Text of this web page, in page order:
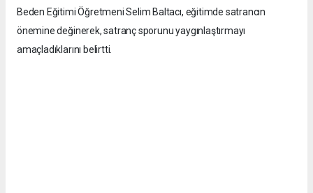
Beden Eğitimi Öğretmeni Selim Baltacı, eğitimde satrancın
önemine değinerek, satranç sporunu yaygınlaştırmayı
amaçladıklarını belirtti.